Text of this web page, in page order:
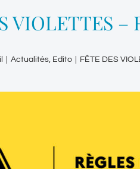
VIOLETTES
Actualités, Edito FÊTE DES